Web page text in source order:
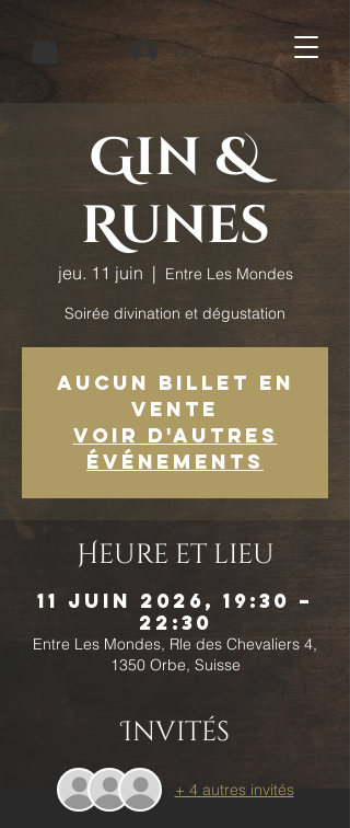
Connexion
Gin &
Runes
jeu. 11 juin
  |
Entre Les Mondes
Soirée divination et dégustation
Aucun billet en
vente
Voir d'autres
événements
Heure et lieu
11 juin 2026, 19:30 –
22:30
Entre Les Mondes, Rle des Chevaliers 4,
1350 Orbe, Suisse
Invités
+ 4 autres invités